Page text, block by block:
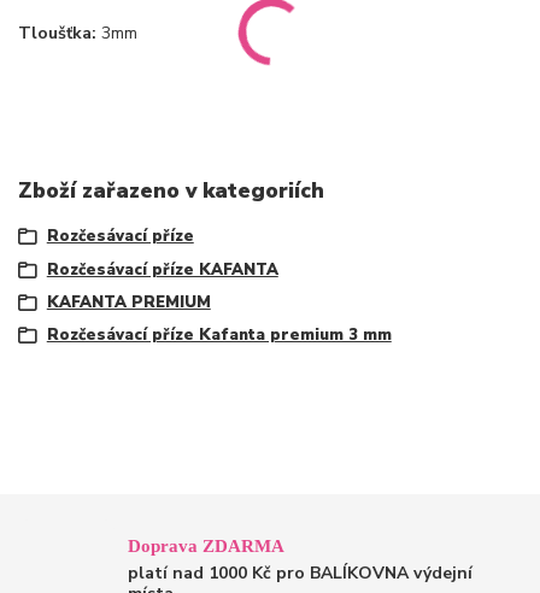
Tloušťka: 3mm
Zboží zařazeno v kategoriích
Rozčesávací příze
Rozčesávací příze KAFANTA
KAFANTA PREMIUM
Rozčesávací příze Kafanta premium 3 mm
Doprava ZDARMA
platí nad 1000 Kč pro BALÍKOVNA výdejní